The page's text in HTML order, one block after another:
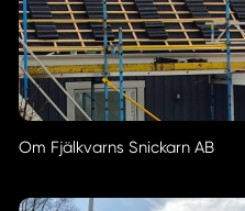
Om Fjälkvarns Snickarn AB